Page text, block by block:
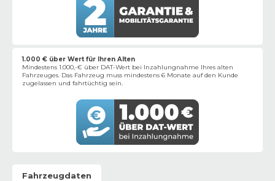
1.000 € über Wert für Ihren Alten
Mindestens 1.000,-€ über DAT-Wert bei Inzahlungnahme Ihres alten
Fahrzeuges. Das Fahrzeug muss mindestens 6 Monate auf den Kunde
zugelassen und fahrtüchtig sein.
Fahrzeugdaten